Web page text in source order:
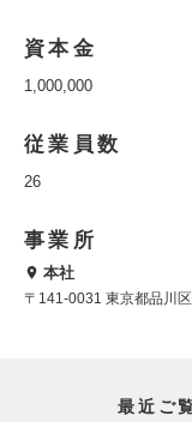
資本金
1,000,000
従業員数
26
事業所
本社
〒141-0031 東京都品川
最近ご